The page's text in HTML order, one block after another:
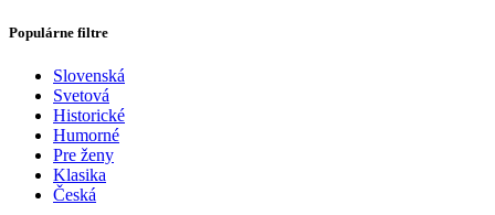
Populárne filtre
Slovenská
Svetová
Historické
Humorné
Pre ženy
Klasika
Česká